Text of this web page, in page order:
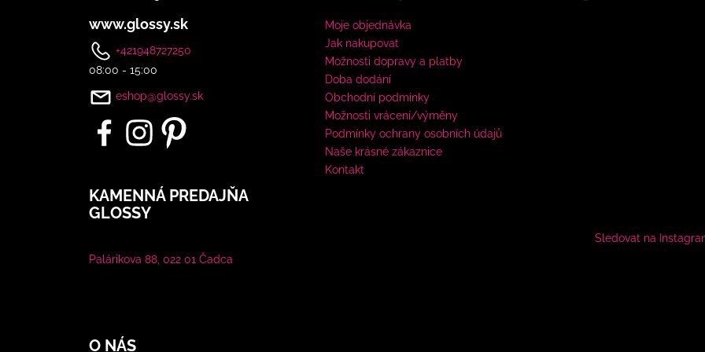
www.glossy.sk
+421948727250
08:00 - 15:00
eshop@glossy.sk
KAMENNÁ PREDAJŇA
GLOSSY
Palárikova 88, 022 01 Čadca
Moje objednávka
Jak nakupovat
Možnosti dopravy a platby
Doba dodání
Obchodní podmínky
Možnosti vrácení/výměny
Podmínky ochrany osobních údajů
Naše krásné zákaznice
Kontakt
Sledovat na
O NÁS